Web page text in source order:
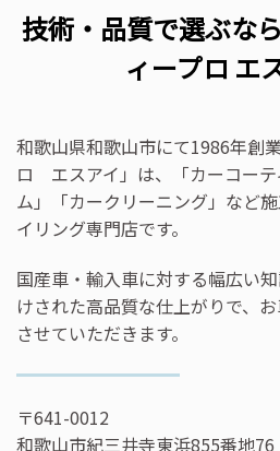
技術・品質で選ぶな
ィープロ エ
和歌山県和歌山市にて1986年創
ロ エスアイ」は、「カーコーテ
ム」「カークリーニング」など
イリング専門店です。
国産車・輸入車に対する幅広い
けされた高品質な仕上がりで、
させていただきます。
〒641-0012
和歌山市紀三井寺東浜855番地76